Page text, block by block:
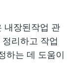
내장된작업 관
리하고 작업
하는 데 도움이